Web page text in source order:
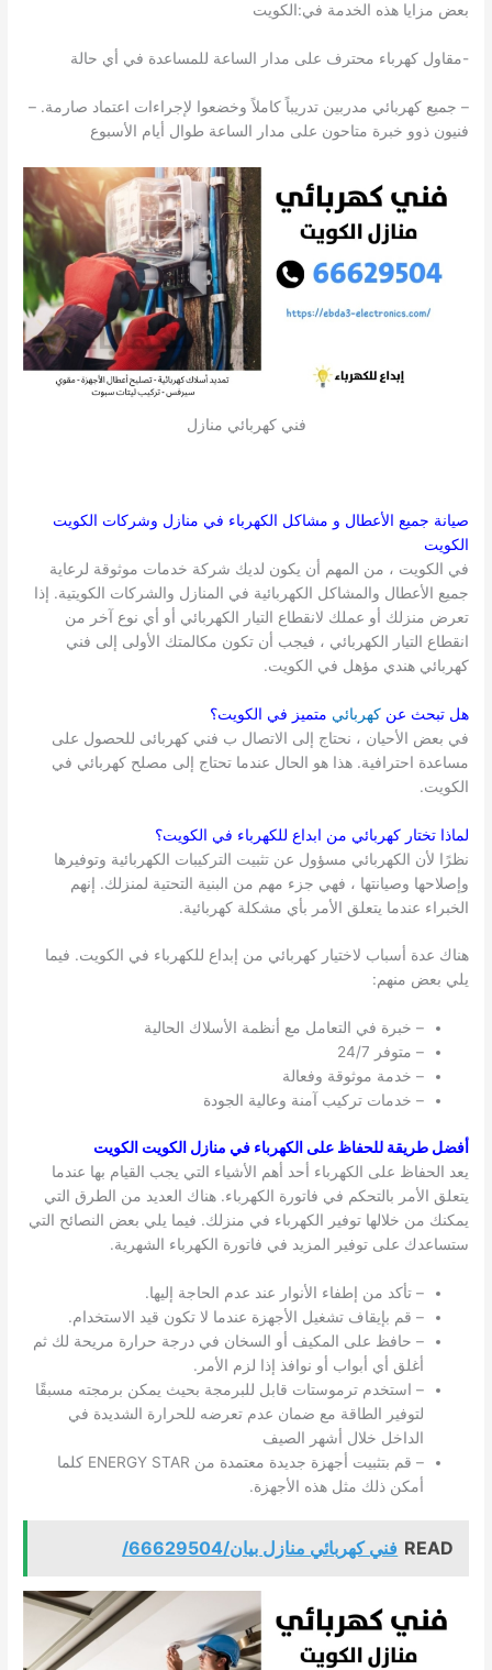
بعض مزايا هذه الخدمة في:الكويت
-مقاول كهرباء محترف على مدار الساعة للمساعدة في أي حالة
– جميع كهربائي مدربين تدريباً كاملاً وخضعوا لإجراءات اعتماد صارمة. –
فنيون ذوو خبرة متاحون على مدار الساعة طوال أيام الأسبوع
فني كهربائي منازل
صيانة جميع الأعطال و مشاكل الكهرباء في منازل وشركات الكويت
الكويت
في الكويت ، من المهم أن يكون لديك شركة خدمات موثوقة لرعاية
جميع الأعطال والمشاكل الكهربائية في المنازل والشركات الكويتية. إذا
تعرض منزلك أو عملك لانقطاع التيار الكهربائي أو أي نوع آخر من
انقطاع التيار الكهربائي ، فيجب أن تكون مكالمتك الأولى إلى فني
كهربائي هندي مؤهل في الكويت.
هل تبحث عنكهربائي متميز في الكويت؟
في بعض الأحيان ، نحتاج إلى الاتصال ب فني كهربائى للحصول على
مساعدة احترافية. هذا هو الحال عندما تحتاج إلى مصلح كهربائي في
الكويت.
لماذا تختار كهربائي من ابداع للكهرباء في الكويت؟
نظرًا لأن الكهربائي مسؤول عن تثبيت التركيبات الكهربائية وتوفيرها
وإصلاحها وصيانتها ، فهي جزء مهم من البنية التحتية لمنزلك. إنهم
الخبراء عندما يتعلق الأمر بأي مشكلة كهربائية.
هناك عدة أسباب لاختيار كهربائي من إبداع للكهرباء في الكويت. فيما
يلي بعض منهم:
– خبرة في التعامل مع أنظمة الأسلاك الحالية
– متوفر 24/7
– خدمة موثوقة وفعالة
– خدمات تركيب آمنة وعالية الجودة
أفضل طريقة للحفاظ على الكهرباء في منازل الكويت الكويت
يعد الحفاظ على الكهرباء أحد أهم الأشياء التي يجب القيام بها عندما
يتعلق الأمر بالتحكم في فاتورة الكهرباء. هناك العديد من الطرق التي
يمكنك من خلالها توفير الكهرباء في منزلك. فيما يلي بعض النصائح التي
ستساعدك على توفير المزيد في فاتورة الكهرباء الشهرية.
– تأكد من إطفاء الأنوار عند عدم الحاجة إليها.
– قم بإيقاف تشغيل الأجهزة عندما لا تكون قيد الاستخدام.
– حافظ على المكيف أو السخان في درجة حرارة مريحة لك ثم
أغلق أي أبواب أو نوافذ إذا لزم الأمر.
– استخدم ترموستات قابل للبرمجة بحيث يمكن برمجته مسبقًا
لتوفير الطاقة مع ضمان عدم تعرضه للحرارة الشديدة في
الداخل خلال أشهر الصيف
– قم بتثبيت أجهزة جديدة معتمدة من ENERGY STAR كلما
أمكن ذلك مثل هذه الأجهزة.
READ فني كهربائي منازل بيان/66629504/